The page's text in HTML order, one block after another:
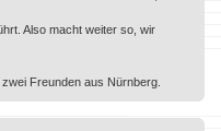
Also macht weiter so, wir
Freunden aus Nürnberg.